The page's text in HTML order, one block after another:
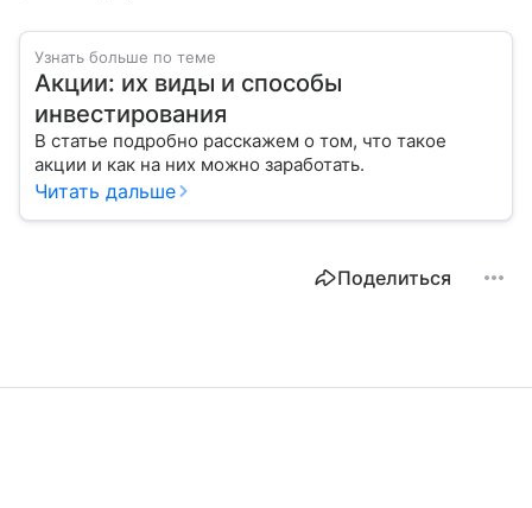
Узнать больше по теме
Акции: их виды и способы
инвестирования
В статье подробно расскажем о том, что такое
акции и как на них можно заработать.
Читать дальше
Поделиться